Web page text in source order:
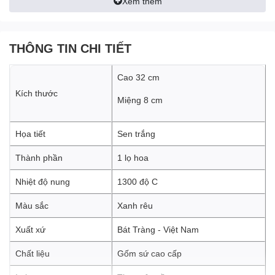
Chạm Khắc Độc Đáo - Nét Quyến Rũ Và Sự
Tinh Xảo
Sự tinh tế, khéo léo trên lọ hoa cổ gập hoa sentạo ra một nét
quyến rũ độc đáo. Những họa tiết được thể hiện thông qua từng
đường nét vẽ tinh tế. Bàn tay của người thợ Bát Tràng biến
những khúc khắc thành những điểm nhấn nổi bật, tạo nên sự tinh
THÔNG TIN CHI TIẾT
Kích thước
Cao 32 cm
Miệng 8 cm
Họa tiết Sen trắng
Thành phần 1 lọ hoa
Nhiệt độ nung 1300 độ C
Màu sắc Xanh rêu
Xuất xứ Bát Tràng - Việt Nam
Chất liệu Gốm sứ cao cấp